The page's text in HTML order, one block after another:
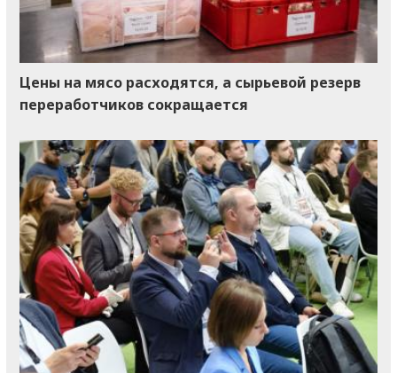
Цены на мясо расходятся, а сырьевой резерв
переработчиков сокращается